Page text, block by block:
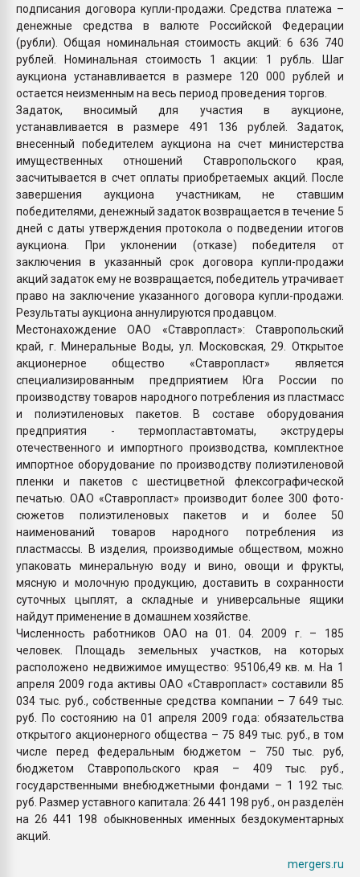
подписания договора купли-продажи. Средства платежа –
денежные средства в валюте Российской Федерации
(рубли). Общая номинальная стоимость акций: 6 636 740
рублей. Номинальная стоимость 1 акции: 1 рубль. Шаг
аукциона устанавливается в размере 120 000 рублей и
остается неизменным на весь период проведения торгов.
Задаток, вносимый для участия в аукционе,
устанавливается в размере 491 136 рублей. Задаток,
внесенный победителем аукциона на счет министерства
имущественных отношений Ставропольского края,
засчитывается в счет оплаты приобретаемых акций. После
завершения аукциона участникам, не ставшим
победителями, денежный задаток возвращается в течение 5
дней с даты утверждения протокола о подведении итогов
аукциона. При уклонении (отказе) победителя от
заключения в указанный срок договора купли-продажи
акций задаток ему не возвращается, победитель утрачивает
право на заключение указанного договора купли-продажи.
Результаты аукциона аннулируются продавцом.
Местонахождение ОАО «Ставропласт»: Ставропольский
край, г. Минеральные Воды, ул. Московская, 29. Открытое
акционерное общество «Ставропласт» является
специализированным предприятием Юга России по
производству товаров народного потребления из пластмасс
и полиэтиленовых пакетов. В составе оборудования
предприятия - термопластавтоматы, экструдеры
отечественного и импортного производства, комплектное
импортное оборудование по производству полиэтиленовой
пленки и пакетов с шестицветной флексографической
печатью. ОАО «Ставропласт» производит более 300 фото-
сюжетов полиэтиленовых пакетов и и более 50
наименований товаров народного потребления из
пластмассы. В изделия, производимые обществом, можно
упаковать минеральную воду и вино, овощи и фрукты,
мясную и молочную продукцию, доставить в сохранности
суточных цыплят, а складные и универсальные ящики
найдут применение в домашнем хозяйстве.
Численность работников ОАО на 01. 04. 2009 г. – 185
человек. Площадь земельных участков, на которых
расположено недвижимое имущество: 95106,49 кв. м. На 1
апреля 2009 года активы ОАО «Ставропласт» составили 85
034 тыс. руб., собственные средства компании – 7 649 тыс.
руб. По состоянию на 01 апреля 2009 года: обязательства
открытого акционерного общества – 75 849 тыс. руб., в том
числе перед федеральным бюджетом – 750 тыс. руб,
бюджетом Ставропольского края – 409 тыс. руб.,
государственными внебюджетными фондами – 1 192 тыс.
руб. Размер уставного капитала: 26 441 198 руб., он разделён
на 26 441 198 обыкновенных именных бездокументарных
акций.
mergers.ru